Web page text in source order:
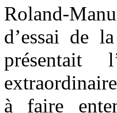
Roland-
d’essai de
présentait
à faire